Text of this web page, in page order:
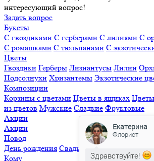
интересующий вопрос!
Задать вопрос
Букеты
С гвоздиками С герберами С лилиями С
С ромашками С тюльпанами С
Цветы
Гвоздики Герберы Лизиантусы Лилии
Подсолнухи Хризантемы Экзотические
Композиции
Корзины с цветами Цветы в ящиках
из цветов Мужские Сладкие Фруктовые
Акции
Акции
Повод
День рождения Свадьба
Кому
Екатерина
Флорист
Здравствуйте!